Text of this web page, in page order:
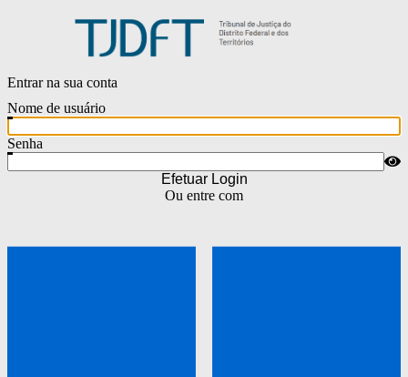
Entrar na sua conta
Nome de usuário
Senha
Efetuar Login
Ou entre com